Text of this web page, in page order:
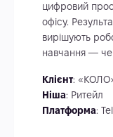
цифровий
офісу.
вирішують
навчання —
Клієнт:
Ніша: Ритейл
Платформа: